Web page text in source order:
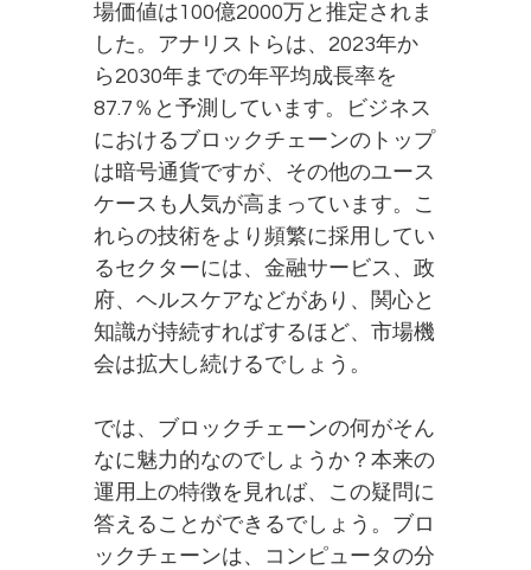
場価値は100億2000万と推定されま
した。アナリストらは、2023年か
ら2030年までの年平均成長率を
87.7％と予測しています。ビジネス
におけるブロックチェーンのトップ
は暗号通貨ですが、その他のユース
ケースも人気が高まっています。こ
れらの技術をより頻繁に採用してい
るセクターには、金融サービス、政
府、ヘルスケアなどがあり、関心と
知識が持続すればするほど、市場機
会は拡大し続けるでしょう。
では、ブロックチェーンの何がそん
なに魅力的なのでしょうか？本来の
運用上の特徴を見れば、この疑問に
答えることができるでしょう。ブロ
ックチェーンは、コンピュータの分